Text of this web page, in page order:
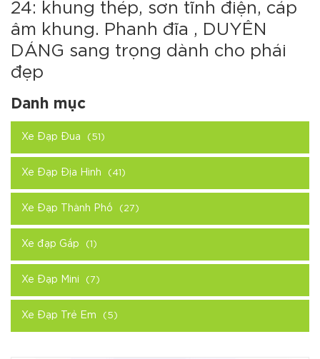
24: khung thép, sơn tĩnh điện, cáp
âm khung. Phanh đĩa , DUYÊN
DÁNG sang trọng dành cho phái
đẹp
Danh mục
Xe Đạp Đua (51)
Xe Đạp Địa Hình (41)
Xe Đạp Thành Phố (27)
Xe đạp Gấp (1)
Xe Đạp Mini (7)
Xe Đạp Trẻ Em (5)